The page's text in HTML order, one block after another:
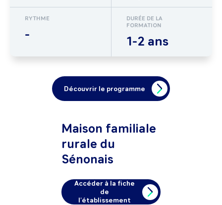
RYTHME
-
DURÉE DE LA
FORMATION
1-2 ans
Découvrir le programme
Maison familiale
rurale du
Sénonais
Accéder à la fiche
de
l'établissement